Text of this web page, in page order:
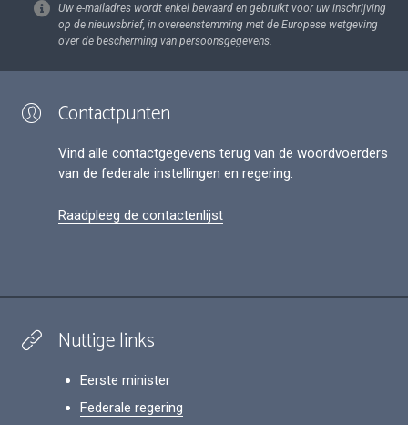
Uw e-mailadres wordt enkel bewaard en gebruikt voor uw inschrijving
op de nieuwsbrief, in overeenstemming met de Europese wetgeving
over de bescherming van persoonsgegevens.
Contactpunten
Vind alle contactgegevens terug van de woordvoerders
van de federale instellingen en regering.
Raadpleeg de contactenlijst
Nuttige links
Eerste minister
Federale regering